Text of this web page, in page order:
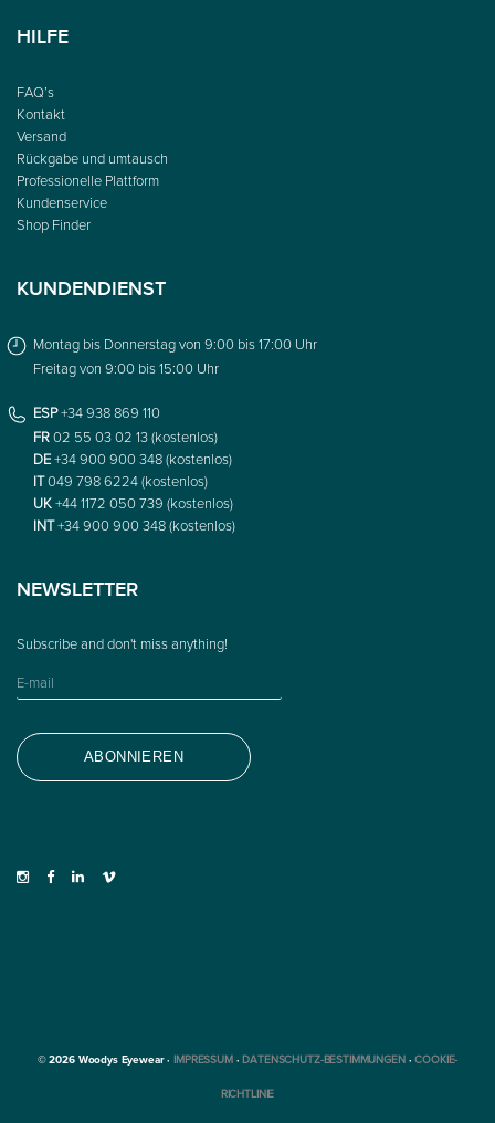
HILFE
FAQ’s
Kontakt
Versand
Rückgabe und umtausch
Professionelle Plattform
Kundenservice
Shop Finder
KUNDENDIENST
Montag bis Donnerstag von 9:00 bis 17:00 Uhr
Freitag von 9:00 bis 15:00 Uhr
ESP+34 938 869 110
FR02 55 03 02 13 (kostenlos)
DE+34 900 900 348 (kostenlos)
IT049 798 6224 (kostenlos)
UK+44 1172 050 739 (kostenlos)
INT+34 900 900 348 (kostenlos)
NEWSLETTER
© 2026 Woodys Eyewear ·IMPRESSUM ·DATENSCHUTZ-BESTIMMUNGEN·COOKIE-
RICHTLINIE